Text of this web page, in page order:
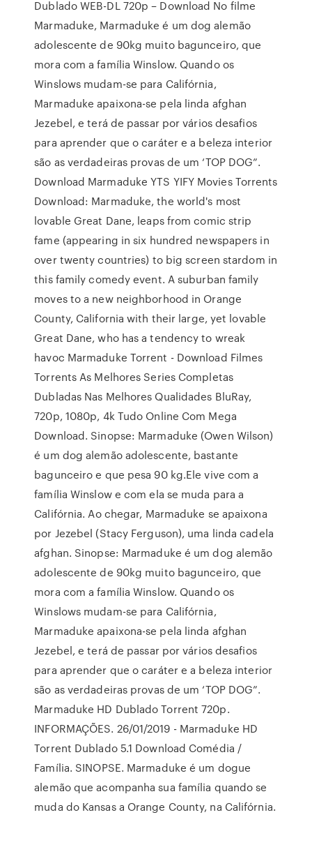
Dublado WEB-DL 720p – Download No filme
Marmaduke, Marmaduke é um dog alemão
adolescente de 90kg muito bagunceiro, que
mora com a família Winslow. Quando os
Winslows mudam-se para Califórnia,
Marmaduke apaixona-se pela linda afghan
Jezebel, e terá de passar por vários desafios
para aprender que o caráter e a beleza interior
são as verdadeiras provas de um ‘TOP DOG”.
Download Marmaduke YTS YIFY Movies Torrents
Download: Marmaduke, the world's most
lovable Great Dane, leaps from comic strip
fame (appearing in six hundred newspapers in
over twenty countries) to big screen stardom in
this family comedy event. A suburban family
moves to a new neighborhood in Orange
County, California with their large, yet lovable
Great Dane, who has a tendency to wreak
havoc Marmaduke Torrent - Download Filmes
Torrents As Melhores Series Completas
Dubladas Nas Melhores Qualidades BluRay,
720p, 1080p, 4k Tudo Online Com Mega
Download. Sinopse: Marmaduke (Owen Wilson)
é um dog alemão adolescente, bastante
bagunceiro e que pesa 90 kg.Ele vive com a
família Winslow e com ela se muda para a
Califórnia. Ao chegar, Marmaduke se apaixona
por Jezebel (Stacy Ferguson), uma linda cadela
afghan. Sinopse: Marmaduke é um dog alemão
adolescente de 90kg muito bagunceiro, que
mora com a família Winslow. Quando os
Winslows mudam-se para Califórnia,
Marmaduke apaixona-se pela linda afghan
Jezebel, e terá de passar por vários desafios
para aprender que o caráter e a beleza interior
são as verdadeiras provas de um ‘TOP DOG”.
Marmaduke HD Dublado Torrent 720p.
INFORMAÇÕES. 26/01/2019 - Marmaduke HD
Torrent Dublado 5.1 Download Comédia /
Família. SINOPSE. Marmaduke é um dogue
alemão que acompanha sua família quando se
muda do Kansas a Orange County, na Califórnia.